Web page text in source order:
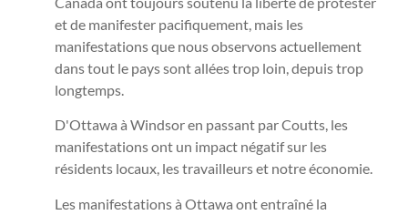
et de manifester pacifiquement, mais les
manifestations que nous observons actuellement
dans tout le pays sont allées trop loin, depuis trop
longtemps.
D'Ottawa à Windsor en passant par Coutts, les
manifestations ont un impact négatif sur les
résidents locaux, les travailleurs et notre économie.
Les manifestations à Ottawa ont entraîné la